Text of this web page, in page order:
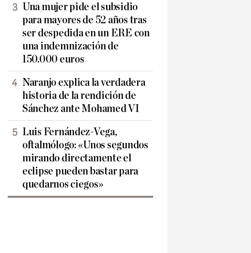
Una mujer pide el subsidio
para mayores de 52 años tras
ser despedida en un ERE con
una indemnización de
150.000 euros
Naranjo explica la verdadera
historia de la rendición de
Sánchez ante Mohamed VI
Luis Fernández-Vega,
oftalmólogo: «Unos segundos
mirando directamente el
eclipse pueden bastar para
quedarnos ciegos»